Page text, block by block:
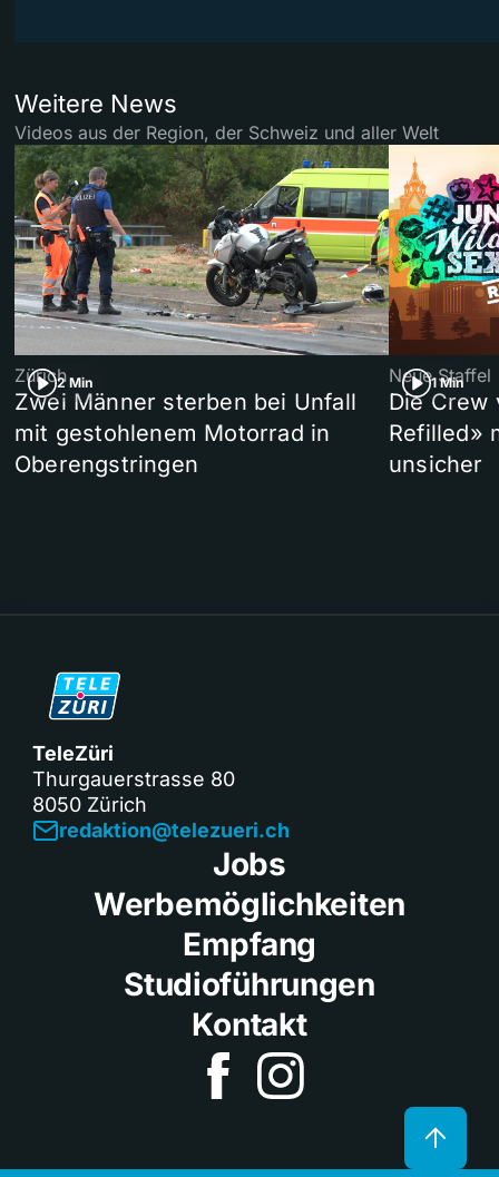
Weitere News
Videos aus der Region, der Schweiz und aller Welt
2 Min
Zürich
Zwei Männer sterben bei Unfall
mit gestohlenem Motorrad in
Oberengstringen
1 Min
Neue Staffel
Die Crew
Refilled»
unsicher
TeleZüri
Thurgauerstrasse 80
8050 Zürich
redaktion@telezueri.ch
Jobs
Werbemöglichkeiten
Empfang
Studioführungen
Kontakt